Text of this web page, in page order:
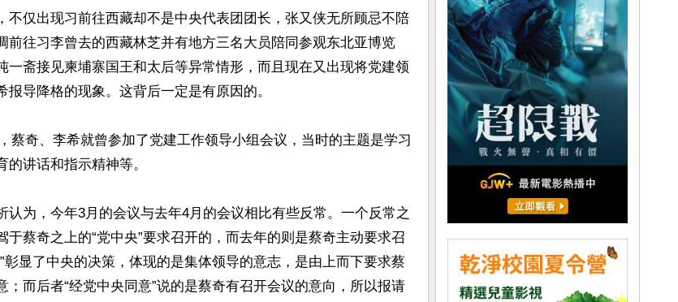
不仅出现习前往西藏却不是中央代表团团长，张又侠无所顾忌不陪
前往习李曾去的西藏林芝并有地方三名大员陪同参观东北亚博览
一斋接见柬埔寨国王和太后等异常情形，而且现在又出现将党建领
报导降格的现象。这背后一定是有原因的。
蔡奇、李希就曾参加了党建工作领导小组会议，当时的主题是学习
讲话和指示精神等。
认为，今年3月的会议与去年4月的会议相比有些反常。一个反常之
于蔡奇之上的“党中央”要求召开的，而去年的则是蔡奇主动要求召
彰显了中央的决策，体现的是集体领导的意志，是由上而下要求蔡
；而后者“经党中央同意”说的是蔡奇有召开会议的意向，所以报请